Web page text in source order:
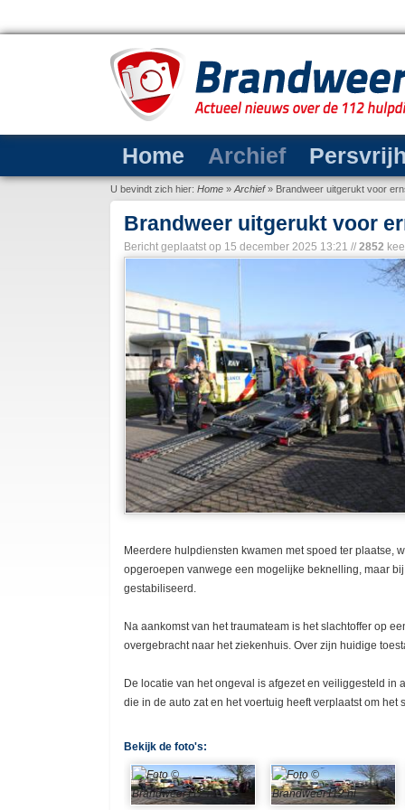
Home Archief
U bevindt zich hier: Home » Archief» Brandweer uitgerukt voor
Brandweer uitgerukt voor
Bericht geplaatst op 15 december 2025 13:21 // 2852
Meerdere hulpdiensten kwamen met spoed ter plaatse,
opgeroepen vanwege een mogelijke beknelling, maar
gestabiliseerd.
Na aankomst van het traumateam is het slachtoffer op
overgebracht naar het ziekenhuis. Over zijn huidige
De locatie van het ongeval is afgezet en veiliggesteld
die in de auto zat en het voertuig heeft verplaatst om
Bekijk de foto's: